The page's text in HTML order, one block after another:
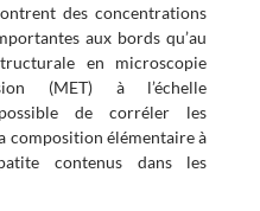
des concentrations
aux bords qu’au
en microscopie
(MET) à l’échelle
de corréler les
composition élémentaire à
contenus dans les